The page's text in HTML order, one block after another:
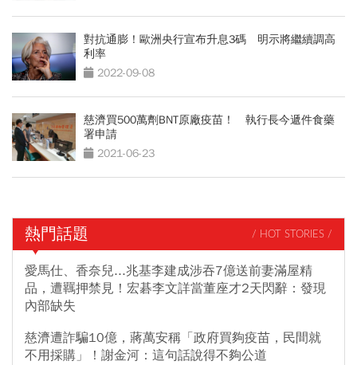
對抗通膨！歐洲央行宣布升息3碼 明示將繼續調高
利率
2022-09-08
慈濟買500萬劑BNT原廠疫苗！ 執行長今遞件食藥
署申請
2021-06-23
熱門話題 / HOT STORIES /
愛馬仕、香奈兒...兆基李建成涉吞7億送前妻滿屋精
品，遭羈押禁見！宏碁李文詳當董座才2天閃辭：發現
內部缺失
慈濟遭詐騙10億，蔣萬安稱「政府買夠疫苗，民間就
不用採購」！謝金河：這句話說得不夠公道